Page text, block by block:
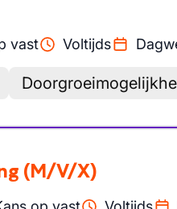
vast Voltijds
(M/V/X)